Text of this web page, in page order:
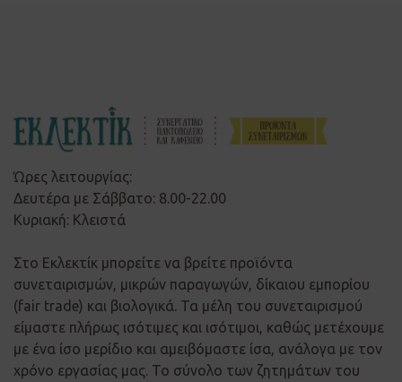
Ώρες λειτουργίας:
Δευτέρα με Σάββατο: 8.00-22.00
Κυριακή: Κλειστά
Στο Εκλεκτίκ μπορείτε να βρείτε προϊόντα
συνεταιρισμών, μικρών παραγωγών, δίκαιου εμπορίου
(fair trade) και βιολογικά. Τα μέλη του συνεταιρισμού
είμαστε πλήρως ισότιμες και ισότιμοι, καθώς μετέχουμε
με ένα ίσο μερίδιο και αμειβόμαστε ίσα, ανάλογα με τον
χρόνο εργασίας μας. Το σύνολο των ζητημάτων του